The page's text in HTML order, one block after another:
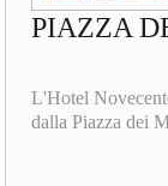
PIAZZA
L'Hotel
dalla Piazza dei